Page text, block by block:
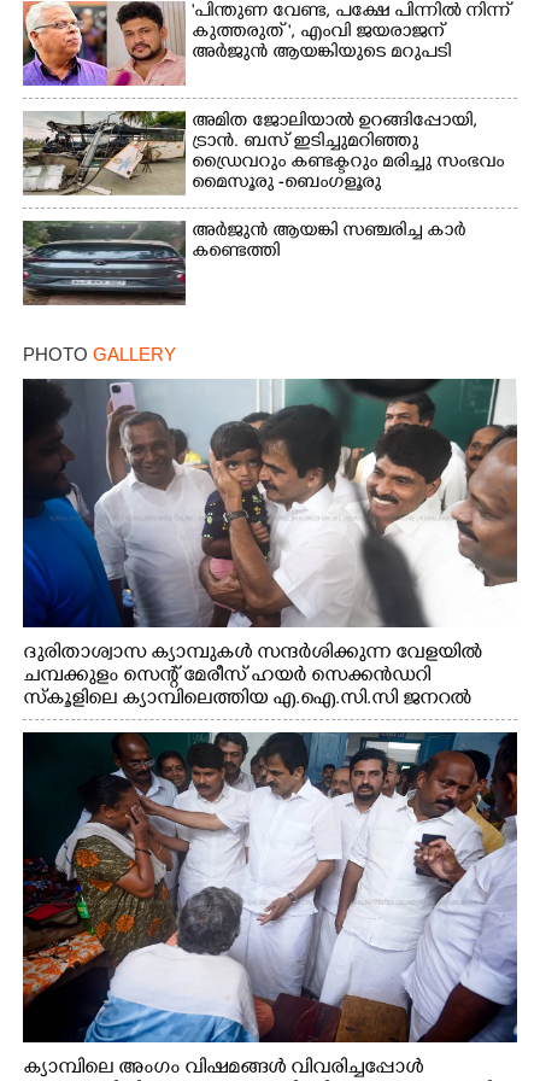
"പിന്തുണ വേണ്ട,​ പക്ഷേ പിന്നിൽ നിന്ന്
കുത്തരുത് ", എംവി ജയരാജന്
അർജുൻ ആയങ്കിയുടെ മറുപടി
അമിത ജോലിയാൽ ഉറങ്ങിപ്പോയി,
ട്രാൻ. ബസ് ഇടിച്ചുമറിഞ്ഞു
ഡ്രൈവറും കണ്ടക്ടറും മരിച്ചു സംഭവം
മൈസൂരു -ബെംഗളൂരു
ദേശീയപാതയിൽ 20 പേർക്ക് പരിക്ക്,
നാലു പേരുടെ നില ഗുരുതരം
അർജുൻ ആയങ്കി സഞ്ചരിച്ച കാർ
കണ്ടെത്തി
PHOTO GALLERY
ദുരിതാശ്വാസ ക്യാമ്പുകൾ സന്ദർശിക്കുന്ന വേളയിൽ
ചമ്പക്കുളം സെന്റ് മേരീസ് ഹയർ സെക്കൻഡറി
സ്കൂളിലെ ക്യാമ്പിലെത്തിയ എ.ഐ.സി.സി ജനറൽ
സെക്രട്ടറി കെ.സി വേണുഗോപാൽ എം.പി കുരുന്നിനെ
എടുത്ത് ലാളിച്ചപ്പോൾ. സഹകരണ-എക്സൈസ്
വകുപ്പ് മന്ത്രി എം. ലിജു, കൃഷിവകുപ്പ് മന്ത്രി ടി. സിദ്ദിഖ്,
റെജി ചെറിയാൻ എം. എൽ. എ എന്നിവർ സമീപം
ക്യാമ്പിലെ അംഗം വിഷമങ്ങൾ വിവരിച്ചപ്പോൾ